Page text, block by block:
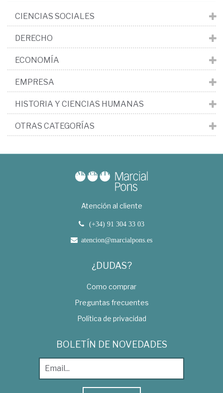
CIENCIAS SOCIALES
DERECHO
ECONOMÍA
EMPRESA
HISTORIA Y CIENCIAS HUMANAS
OTRAS CATEGORÍAS
Atención al cliente
(+34) 91 304 33 03
atencion@marcialpons.es
¿DUDAS?
Como comprar
Preguntas frecuentes
Política de privacidad
BOLETÍN DE NOVEDADES